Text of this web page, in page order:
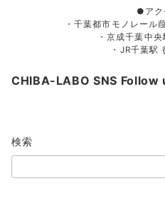
●アク
・千葉都市モノレール
・京成千葉中
・JR千葉駅
CHIBA-LABO SNS Follow
検索